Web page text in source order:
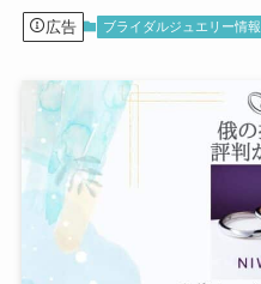
広告 ブライダルジュエリー情報